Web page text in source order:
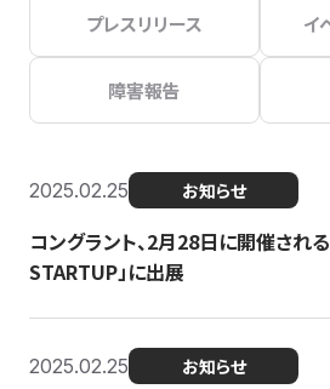
プレスリリース イ
障害報告
2025.02.25 お知らせ
コングラント、2月28日に開催され
STARTUP」に出展
2025.02.25 お知らせ